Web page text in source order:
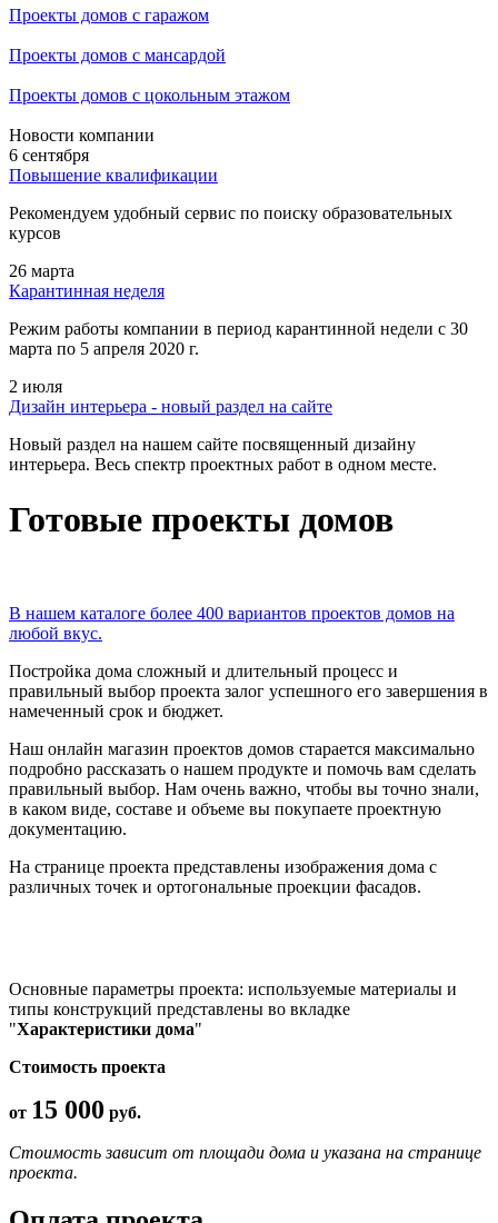
Проекты домов с гаражом
Проекты домов с мансардой
Проекты домов с цокольным этажом
Новости компании
6 сентября
Повышение квалификации
Рекомендуем удобный сервис по поиску образовательных
курсов
26 марта
Карантинная неделя
Режим работы компании в период карантинной недели c 30
марта по 5 апреля 2020 г.
2 июля
Дизайн интерьера - новый раздел на сайте
Новый раздел на нашем сайте посвященный дизайну
интерьера. Весь спектр проектных работ в одном месте.
Готовые проекты домов
В нашем каталоге более 400 вариантов проектов домов на
любой вкус.
Постройка дома сложный и длительный процесс и
правильный выбор проекта залог успешного его завершения в
намеченный срок и бюджет.
Наш онлайн магазин проектов домов старается максимально
подробно рассказать о нашем продукте и помочь вам сделать
правильный выбор. Нам очень важно, чтобы вы точно знали,
в каком виде, составе и объеме вы покупаете проектную
документацию.
На странице проекта представлены изображения дома с
различных точек и ортогональные проекции фасадов.
Основные параметры проекта: используемые материалы и
типы конструкций представлены во вкладке
"Характеристики дома"
Стоимость проекта
от 15 000 руб.
Стоимость зависит от площади дома и указана на странице
проекта.